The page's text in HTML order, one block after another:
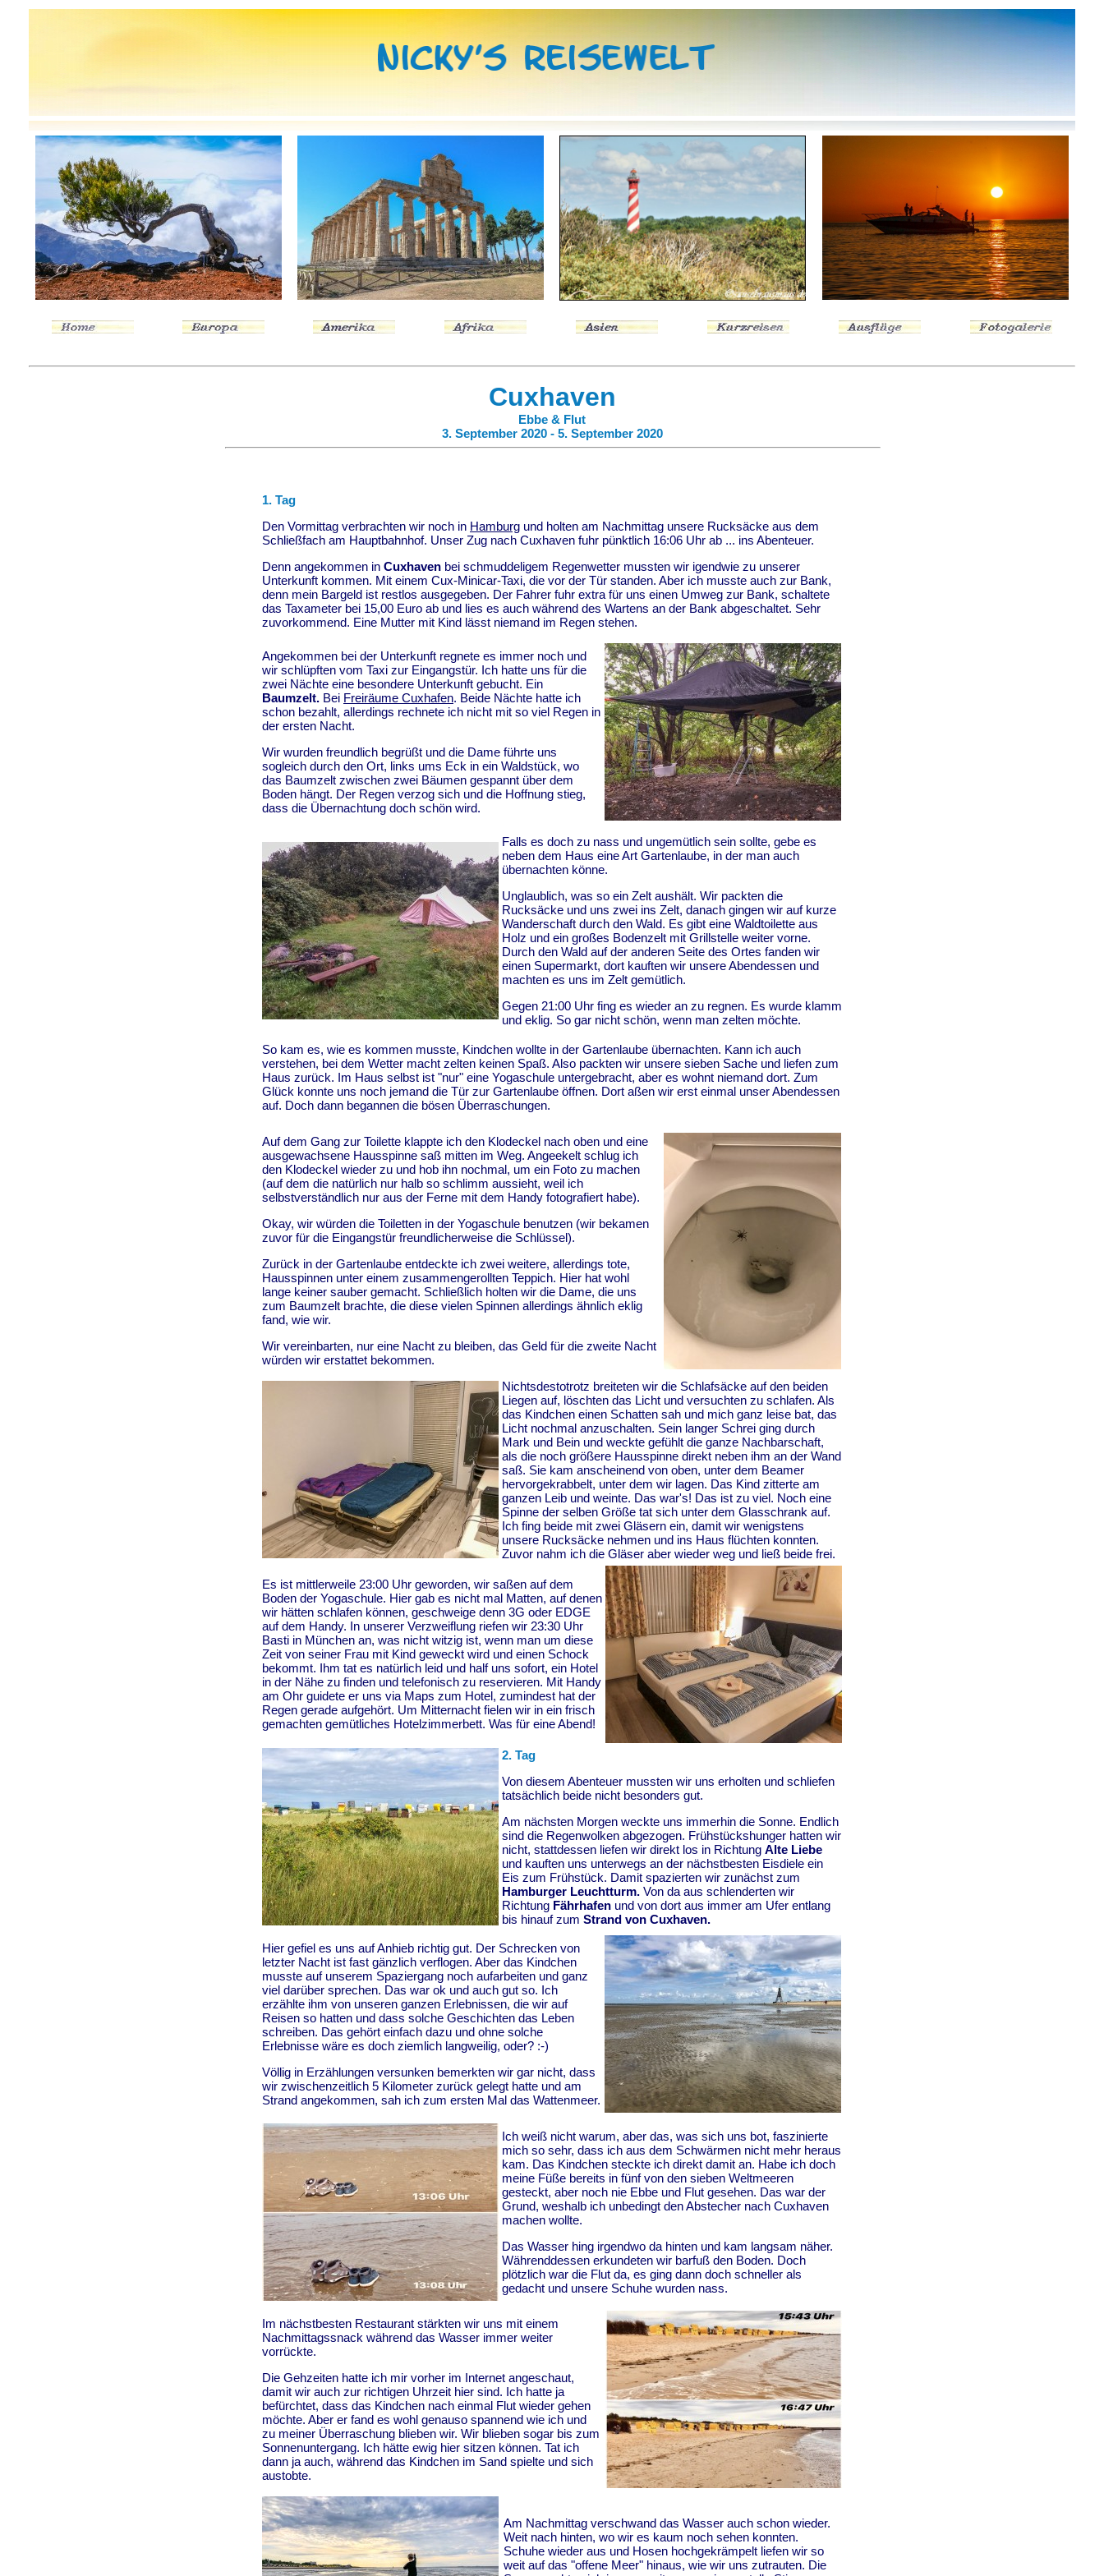
Cuxhaven
Ebbe & Flut
3. September 2020 - 5. September 2020
1. Tag
Den Vormittag verbrachten wir noch in Hamburg und holten am Nachmittag unsere Rucksäcke aus dem
Schließfach am Hauptbahnhof. Unser Zug nach Cuxhaven fuhr pünktlich 16:06 Uhr ab ... ins Abenteuer.
Denn angekommen in Cuxhaven bei schmuddeligem Regenwetter mussten wir igendwie zu unserer
Unterkunft kommen. Mit einem Cux-Minicar-Taxi, die vor der Tür standen. Aber ich musste auch zur Bank,
denn mein Bargeld ist restlos ausgegeben. Der Fahrer fuhr extra für uns einen Umweg zur Bank, schaltete
das Taxameter bei 15,00 Euro ab und lies es auch während des Wartens an der Bank abgeschaltet. Sehr
zuvorkommend. Eine Mutter mit Kind lässt niemand im Regen stehen.
Angekommen bei der Unterkunft regnete es immer noch und
wir schlüpften vom Taxi zur Eingangstür. Ich hatte uns für die
zwei Nächte eine besondere Unterkunft gebucht. Ein
Baumzelt. Bei Freiräume Cuxhafen. Beide Nächte hatte ich
schon bezahlt, allerdings rechnete ich nicht mit so viel Regen in
der ersten Nacht.
Wir wurden freundlich begrüßt und die Dame führte uns
sogleich durch den Ort, links ums Eck in ein Waldstück, wo
das Baumzelt zwischen zwei Bäumen gespannt über dem
Boden hängt. Der Regen verzog sich und die Hoffnung stieg,
dass die Übernachtung doch schön wird.
Falls es doch zu nass und ungemütlich sein sollte, gebe es
neben dem Haus eine Art Gartenlaube, in der man auch
übernachten könne.
Unglaublich, was so ein Zelt aushält. Wir packten die
Rucksäcke und uns zwei ins Zelt, danach gingen wir auf kurze
Wanderschaft durch den Wald. Es gibt eine Waldtoilette aus
Holz und ein großes Bodenzelt mit Grillstelle weiter vorne.
Durch den Wald auf der anderen Seite des Ortes fanden wir
einen Supermarkt, dort kauften wir unsere Abendessen und
machten es uns im Zelt gemütlich.
Gegen 21:00 Uhr fing es wieder an zu regnen. Es wurde klamm
und eklig. So gar nicht schön, wenn man zelten möchte.
So kam es, wie es kommen musste, Kindchen wollte in der Gartenlaube übernachten. Kann ich auch
verstehen, bei dem Wetter macht zelten keinen Spaß. Also packten wir unsere sieben Sache und liefen zum
Haus zurück. Im Haus selbst ist "nur" eine Yogaschule untergebracht, aber es wohnt niemand dort. Zum
Glück konnte uns noch jemand die Tür zur Gartenlaube öffnen. Dort aßen wir erst einmal unser Abendessen
auf. Doch dann begannen die bösen Überraschungen.
Auf dem Gang zur Toilette klappte ich den Klodeckel nach oben und eine
ausgewachsene Hausspinne saß mitten im Weg. Angeekelt schlug ich
den Klodeckel wieder zu und hob ihn nochmal, um ein Foto zu machen
(auf dem die natürlich nur halb so schlimm aussieht, weil ich
selbstverständlich nur aus der Ferne mit dem Handy fotografiert habe).
Okay, wir würden die Toiletten in der Yogaschule benutzen (wir bekamen
zuvor für die Eingangstür freundlicherweise die Schlüssel).
Zurück in der Gartenlaube entdeckte ich zwei weitere, allerdings tote,
Hausspinnen unter einem zusammengerollten Teppich. Hier hat wohl
lange keiner sauber gemacht. Schließlich holten wir die Dame, die uns
zum Baumzelt brachte, die diese vielen Spinnen allerdings ähnlich eklig
fand, wie wir.
Wir vereinbarten, nur eine Nacht zu bleiben, das Geld für die zweite Nacht
würden wir erstattet bekommen.
Nichtsdestotrotz breiteten wir die Schlafsäcke auf den beiden
Liegen auf, löschten das Licht und versuchten zu schlafen. Als
das Kindchen einen Schatten sah und mich ganz leise bat, das
Licht nochmal anzuschalten. Sein langer Schrei ging durch
Mark und Bein und weckte gefühlt die ganze Nachbarschaft,
als die noch größere Hausspinne direkt neben ihm an der Wand
saß. Sie kam anscheinend von oben, unter dem Beamer
hervorgekrabbelt, unter dem wir lagen. Das Kind zitterte am
ganzen Leib und weinte. Das war's! Das ist zu viel. Noch eine
Spinne der selben Größe tat sich unter dem Glasschrank auf.
Ich fing beide mit zwei Gläsern ein, damit wir wenigstens
unsere Rucksäcke nehmen und ins Haus flüchten konnten.
Zuvor nahm ich die Gläser aber wieder weg und ließ beide frei.
Es ist mittlerweile 23:00 Uhr geworden, wir saßen auf dem
Boden der Yogaschule. Hier gab es nicht mal Matten, auf denen
wir hätten schlafen können, geschweige denn 3G oder EDGE
auf dem Handy. In unserer Verzweiflung riefen wir 23:30 Uhr
Basti in München an, was nicht witzig ist, wenn man um diese
Zeit von seiner Frau mit Kind geweckt wird und einen Schock
bekommt. Ihm tat es natürlich leid und half uns sofort, ein Hotel
in der Nähe zu finden und telefonisch zu reservieren. Mit Handy
am Ohr guidete er uns via Maps zum Hotel, zumindest hat der
Regen gerade aufgehört. Um Mitternacht fielen wir in ein frisch
gemachten gemütliches Hotelzimmerbett. Was für eine Abend!
2. Tag
Von diesem Abenteuer mussten wir uns erholten und schliefen
tatsächlich beide nicht besonders gut.
Am nächsten Morgen weckte uns immerhin die Sonne. Endlich
sind die Regenwolken abgezogen. Frühstückshunger hatten wir
nicht, stattdessen liefen wir direkt los in Richtung Alte Liebe
und kauften uns unterwegs an der nächstbesten Eisdiele ein
Eis zum Frühstück. Damit spazierten wir zunächst zum
Hamburger Leuchtturm. Von da aus schlenderten wir
Richtung Fährhafen und von dort aus immer am Ufer entlang
bis hinauf zum Strand von Cuxhaven.
Hier gefiel es uns auf Anhieb richtig gut. Der Schrecken von
letzter Nacht ist fast gänzlich verflogen. Aber das Kindchen
musste auf unserem Spaziergang noch aufarbeiten und ganz
viel darüber sprechen. Das war ok und auch gut so. Ich
erzählte ihm von unseren ganzen Erlebnissen, die wir auf
Reisen so hatten und dass solche Geschichten das Leben
schreiben. Das gehört einfach dazu und ohne solche
Erlebnisse wäre es doch ziemlich langweilig, oder? :-)
Völlig in Erzählungen versunken bemerkten wir gar nicht, dass
wir zwischenzeitlich 5 Kilometer zurück gelegt hatte und am
Strand angekommen, sah ich zum ersten Mal das Wattenmeer.
Ich weiß nicht warum, aber das, was sich uns bot, faszinierte
mich so sehr, dass ich aus dem Schwärmen nicht mehr heraus
kam. Das Kindchen steckte ich direkt damit an. Habe ich doch
meine Füße bereits in fünf von den sieben Weltmeeren
gesteckt, aber noch nie Ebbe und Flut gesehen. Das war der
Grund, weshalb ich unbedingt den Abstecher nach Cuxhaven
machen wollte.
Das Wasser hing irgendwo da hinten und kam langsam näher.
Währenddessen erkundeten wir barfuß den Boden. Doch
plötzlich war die Flut da, es ging dann doch schneller als
gedacht und unsere Schuhe wurden nass.
Im nächstbesten Restaurant stärkten wir uns mit einem
Nachmittagssnack während das Wasser immer weiter
vorrückte.
Die Gehzeiten hatte ich mir vorher im Internet angeschaut,
damit wir auch zur richtigen Uhrzeit hier sind. Ich hatte ja
befürchtet, dass das Kindchen nach einmal Flut wieder gehen
möchte. Aber er fand es wohl genauso spannend wie ich und
zu meiner Überraschung blieben wir. Wir blieben sogar bis zum
Sonnenuntergang. Ich hätte ewig hier sitzen können. Tat ich
dann ja auch, während das Kindchen im Sand spielte und sich
austobte.
Am Nachmittag verschwand das Wasser auch schon wieder.
Weit nach hinten, wo wir es kaum noch sehen konnten.
Schuhe wieder aus und Hosen hochgekrämpelt liefen wir so
weit auf das "offene Meer" hinaus, wie wir uns zutrauten. Die